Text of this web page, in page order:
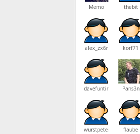
Memo thebit
alex_zx6r korf71
davefuntime Pans3n
wurstpeter flaube